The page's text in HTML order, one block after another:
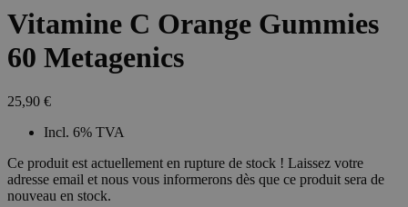
Vitamine C Orange Gummies
60 Metagenics
25,90 €
Incl. 6% TVA
Ce produit est actuellement en rupture de stock ! Laissez votre
adresse email et nous vous informerons dès que ce produit sera de
nouveau en stock.